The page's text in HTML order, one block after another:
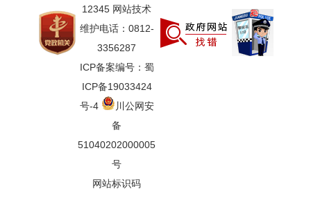
12345 网站技术
维护电话：0812-
3356287
ICP备案编号：蜀
ICP备19033424
号-4
川公网安
备
51040202000005
号
网站标识码